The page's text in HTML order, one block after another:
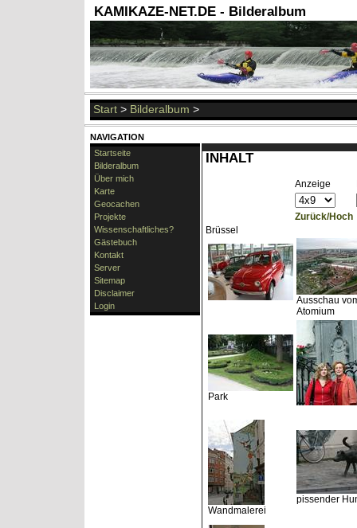
KAMIKAZE-NET.DE - Bilderalbum
Start > Bilderalbum >
NAVIGATION
Startseite
Bilderalbum
Über mich
Karte
Geocachen
Projekte
Wissenschaftliches?
Gästebuch
Kontakt
Server
Sitemap
Disclaimer
Login
INHALT
Anzeige
Zurück/Hoch
Brüssel
Ausschau
Atomium
Park
Wandmalerei
pissender